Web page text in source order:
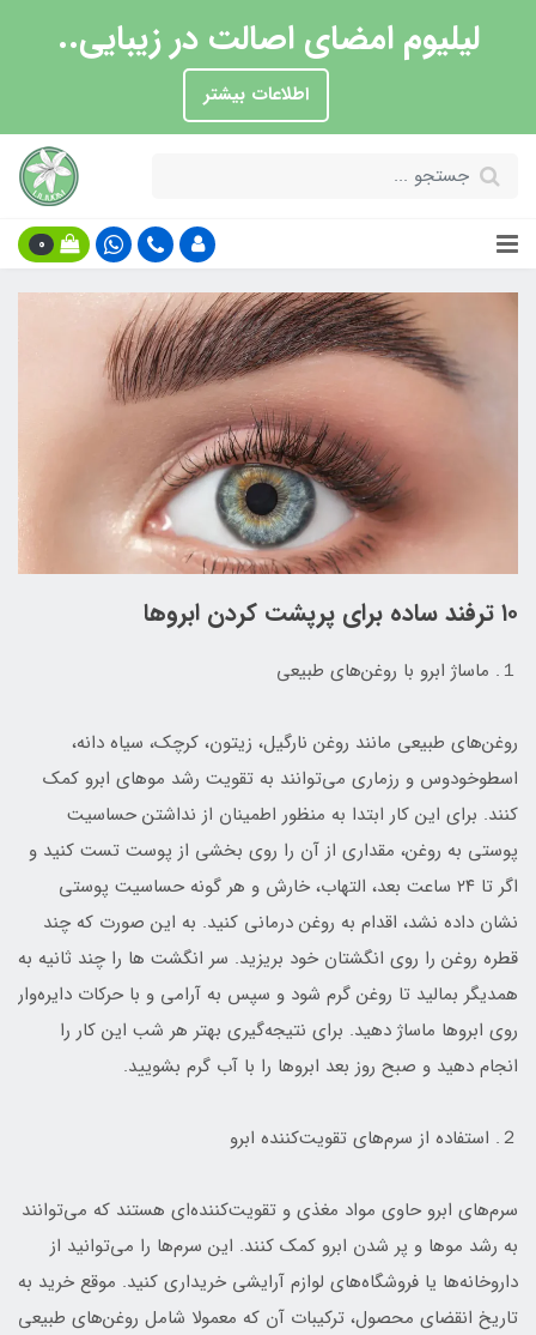
لیلیوم امضای اصالت در زیبایی..
اطلاعات بیشتر
0
۱۰ ترفند ساده برای پرپشت کردن ابروها
１. ماساژ ابرو با روغن‌های طبیعی
روغن‌های طبیعی مانند روغن نارگیل، زیتون، کرچک، سیاه دانه،
اسطوخودوس و رزماری می‌توانند به تقویت رشد موهای ابرو کمک
کنند. برای این کار ابتدا به منظور اطمینان از نداشتن حساسیت
پوستی به روغن، مقداری از آن را روی بخشی از پوست تست کنید و
اگر تا ۲۴ ساعت بعد، التهاب، خارش و هر گونه حساسیت پوستی
نشان داده نشد، اقدام به روغن درمانی کنید. به این صورت که چند
قطره روغن را روی انگشتان خود بریزید. سر انگشت ها را چند ثانیه به
همدیگر بمالید تا روغن گرم شود و سپس به آرامی و با حرکات دایره‌وار‌
روی ابروها ماساژ دهید. برای نتیجه‌گیری بهتر هر شب این کار را
انجام دهید و صبح روز بعد ابروها را با آب گرم بشویید.
２. استفاده از سرم‌های تقویت‌کننده ابرو
سرم‌های ابرو حاوی مواد مغذی و تقویت‌کننده‌ای هستند که می‌توانند
به رشد موها و پر شدن ابرو کمک کنند. این سرم‌ها را می‌توانید از
داروخانه‌ها یا فروشگاه‌های لوازم آرایشی خریداری کنید. موقع خرید به
تاریخ انقضای محصول، ترکیبات آن که معمولا شامل روغن‌های طبیعی